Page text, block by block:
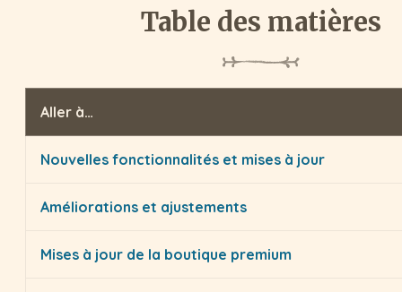
Table des matières
Aller à…
Nouvelles fonctionnalités et mises à jour
Améliorations et ajustements
Mises à jour de la boutique premium